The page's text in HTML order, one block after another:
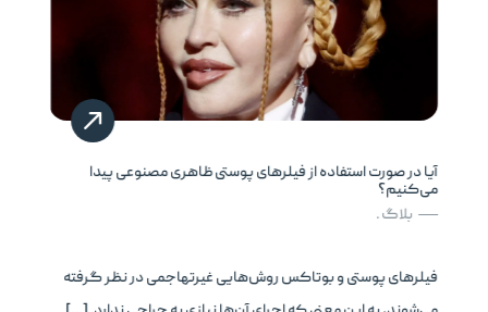
آیا در صورت استفاده از فیلرهای پوستی ظاهری مصنوعی پیدا
می‌کنیم؟
بلاگ .
فیلرهای پوستی و بوتاکس روش‌هایی غیرتهاجمی در نظر گرفته